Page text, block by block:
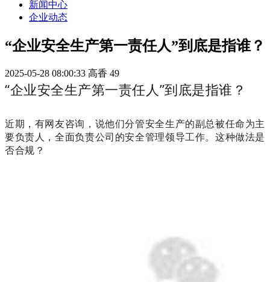
新闻中心
企业动态
“企业安全生产第一责任人”到底是指谁？
2025-05-28 08:00:33 高香 49
“企业安全生产第一责任人”到底是指谁？
近期，有网友咨询，说他们分管安全生产的副总被任命为主
要负责人，全面负责公司的安全管理领导工作。这种做法是
否合规？